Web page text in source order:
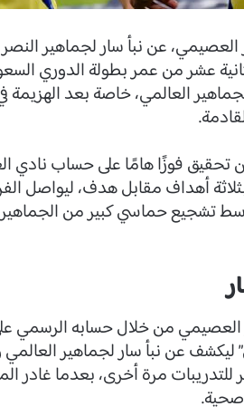
عن نبأ سار لجماهير
عشر من عمر بطولة الدوري
لجماهير العالمي، خاصة بعد
تحقيق فوزًا هامًا على حساب نادي
أهداف مقابل هدف، ليواصل
وسط تشجيع حماسي كبير من
العصيمي من خلال حسابه الرسمي
ليكشف عن نبأ سار لجماهير
للتدريبات مرة أخرى، بعدما غادر